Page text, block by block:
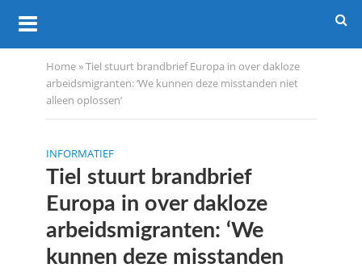
Home»Tiel stuurt brandbrief Europa in over dakloze
arbeidsmigranten: ‘We kunnen deze misstanden niet
alleen oplossen’
INFORMATIEF
Tiel stuurt brandbrief
Europa in over dakloze
arbeidsmigranten: ‘We
kunnen deze misstanden